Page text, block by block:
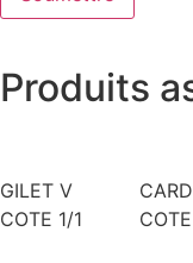
Produits
GILET V
COTE 1/1